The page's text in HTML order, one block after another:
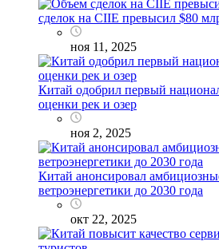
сделок на CIIE превысил $80
ноя 11, 2025
Китай одобрил первый
оценки рек и озер
ноя 2, 2025
Китай анонсировал
ветроэнергетики до 2030 года
окт 22, 2025